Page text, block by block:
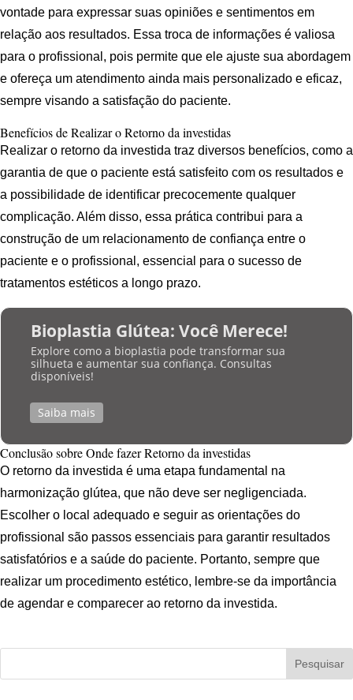
vontade para expressar suas opiniões e sentimentos em
relação aos resultados. Essa troca de informações é valiosa
para o profissional, pois permite que ele ajuste sua abordagem
e ofereça um atendimento ainda mais personalizado e eficaz,
sempre visando a satisfação do paciente.
Benefícios de Realizar o Retorno da investidas
Realizar o retorno da investida traz diversos benefícios, como a
garantia de que o paciente está satisfeito com os resultados e
a possibilidade de identificar precocemente qualquer
complicação. Além disso, essa prática contribui para a
construção de um relacionamento de confiança entre o
paciente e o profissional, essencial para o sucesso de
tratamentos estéticos a longo prazo.
Bioplastia Glútea: Você Merece!
Explore como a bioplastia pode transformar sua
silhueta e aumentar sua confiança. Consultas
disponíveis!
Saiba mais
Conclusão sobre Onde fazer Retorno da investidas
O retorno da investida é uma etapa fundamental na
harmonização glútea, que não deve ser negligenciada.
Escolher o local adequado e seguir as orientações do
profissional são passos essenciais para garantir resultados
satisfatórios e a saúde do paciente. Portanto, sempre que
realizar um procedimento estético, lembre-se da importância
de agendar e comparecer ao retorno da investida.
Pesquisar